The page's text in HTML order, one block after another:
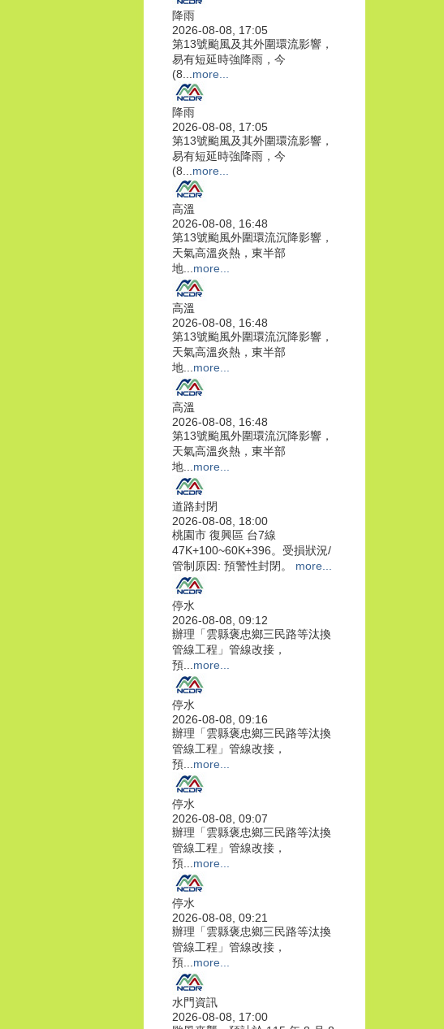
降雨
2026-08-08, 17:05
第13號颱風及其外圍環流影響，
易有短延時強降雨，今
(8...more...
降雨
2026-08-08, 17:05
第13號颱風及其外圍環流影響，
易有短延時強降雨，今
(8...more...
高溫
2026-08-08, 16:48
第13號颱風外圍環流沉降影響，
天氣高溫炎熱，東半部
地...more...
高溫
2026-08-08, 16:48
第13號颱風外圍環流沉降影響，
天氣高溫炎熱，東半部
地...more...
高溫
2026-08-08, 16:48
第13號颱風外圍環流沉降影響，
天氣高溫炎熱，東半部
地...more...
道路封閉
2026-08-08, 18:00
桃園市 復興區 台7線
47K+100~60K+396。受損狀況/
管制原因: 預警性封閉。 more...
停水
2026-08-08, 09:12
辦理「雲縣褒忠鄉三民路等汰換
管線工程」管線改接，
預...more...
停水
2026-08-08, 09:16
辦理「雲縣褒忠鄉三民路等汰換
管線工程」管線改接，
預...more...
停水
2026-08-08, 09:07
辦理「雲縣褒忠鄉三民路等汰換
管線工程」管線改接，
預...more...
停水
2026-08-08, 09:21
辦理「雲縣褒忠鄉三民路等汰換
管線工程」管線改接，
預...more...
水門資訊
2026-08-08, 17:00